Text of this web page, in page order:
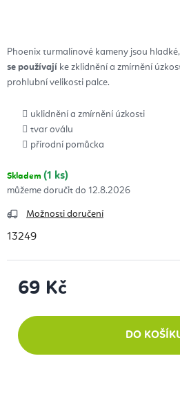
Phoenix turmalínové kameny jsou
se používají ke zklidnění a zmírnění
prohlubní velikosti palce.
uklidnění a zmírnění úzkosti
tvar oválu
přírodní pomůcka
Skladem (1 ks)
12.8.2026
Možnosti doručení
13249
69 Kč
DO